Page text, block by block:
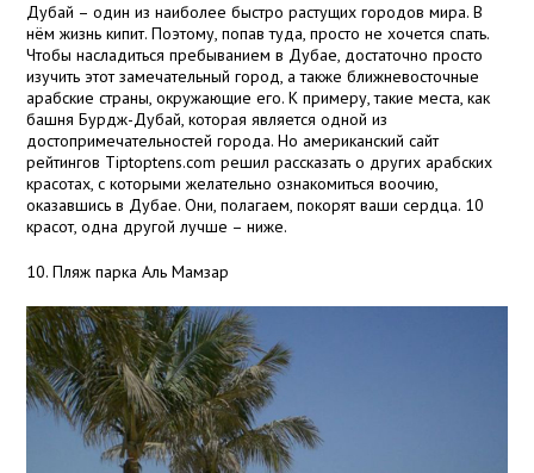
Дубай – один из наиболее быстро растущих городов мира. В
нём жизнь кипит. Поэтому, попав туда, просто не хочется спать.
Чтобы насладиться пребыванием в Дубае, достаточно просто
изучить этот замечательный город, а также ближневосточные
арабские страны, окружающие его. К примеру, такие места, как
башня Бурдж-Дубай, которая является одной из
достопримечательностей города. Но американский сайт
рейтингов Tiptoptens.com решил рассказать о других арабских
красотах, с которыми желательно ознакомиться воочию,
оказавшись в Дубае. Они, полагаем, покорят ваши сердца. 10
красот, одна другой лучше – ниже.
10. Пляж парка Аль Мамзар